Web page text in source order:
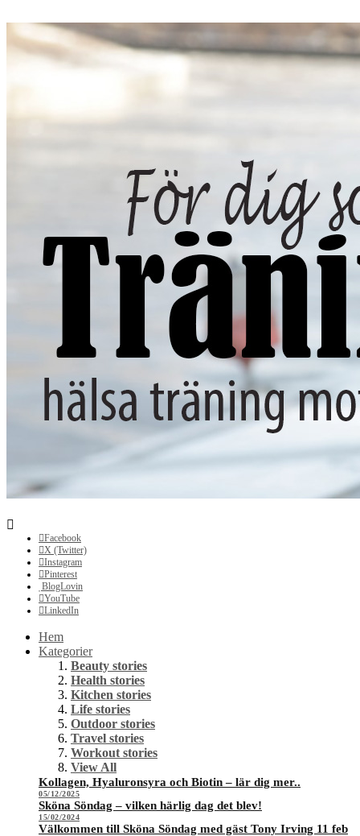
Facebook
X (Twitter)
Instagram
Pinterest
BlogLovin
YouTube
LinkedIn
Hem
Kategorier
Beauty stories
Health stories
Kitchen stories
Life stories
Outdoor stories
Travel stories
Workout stories
View All
Kollagen, Hyaluronsyra och Biotin – lär dig mer..
05/12/2025
Sköna Söndag – vilken härlig dag det blev!
15/02/2024
Välkommen till Sköna Söndag med gäst Tony Irving 11 feb